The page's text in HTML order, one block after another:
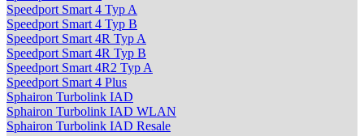
Speedport Smart 4 Typ A
Speedport Smart 4 Typ B
Speedport Smart 4R Typ A
Speedport Smart 4R Typ B
Speedport Smart 4R2 Typ A
Speedport Smart 4 Plus
Sphairon Turbolink IAD
Sphairon Turbolink IAD WLAN
Sphairon Turbolink IAD Resale